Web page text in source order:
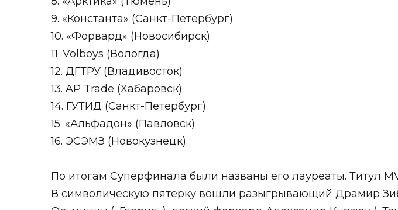
9. «Константа» (Санкт-Петербург)
10. «Форвард» (Новосибирск)
11. Volboys (Вологда)
12. ДГТРУ (Владивосток)
13. AP Trade (Хабаровск)
14. ГУТИД (Санкт-Петербург)
15. «Альфадон» (Павловск)
16. ЭСЭМЗ (Новокузнецк)
По итогам Суперфинала были названы его лауреаты. Титул
В символическую пятерку вошли разыгрывающий Драмир